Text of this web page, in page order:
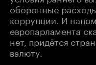
оборонные
коррупции. И
европарламента
нет, придётся
валюту.